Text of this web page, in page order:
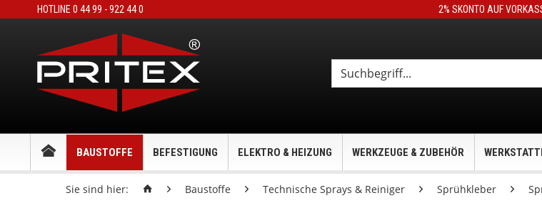
HOTLINE 0 44 99 - 922 44 0 2% SKONTO AUF
BAUSTOFFE BEFESTIGUNG ELEKTRO & HEIZUNG WERKZEUGE & ZUBEHÖR
Sie sind hier: Baustoffe Technische Sprays & Reiniger Sprühkleber